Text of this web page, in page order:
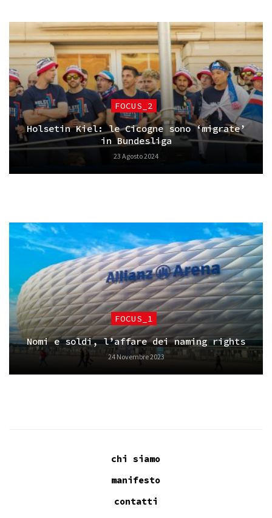
FOCUS_2
Holsetin Kiel: le Cicogne sono ‘migrate’
in Bundesliga
23 Agosto 2024
FOCUS_1
Nomi e soldi, l’affare dei naming rights
24 Novembre 2023
chi siamo
manifesto
contatti